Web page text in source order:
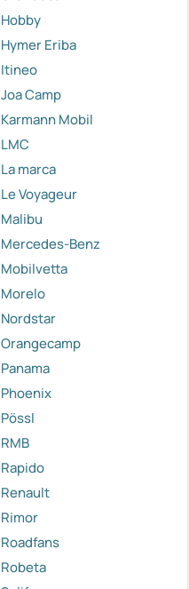
Hobby
Hymer Eriba
Itineo
Joa Camp
Karmann Mobil
LMC
La marca
Le Voyageur
Malibu
Mercedes-Benz
Mobilvetta
Morelo
Nordstar
Orangecamp
Panama
Phoenix
Pössl
RMB
Rapido
Renault
Rimor
Roadfans
Robeta